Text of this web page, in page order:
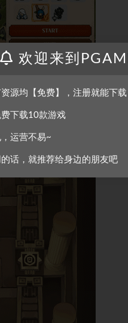
欢迎来到
源均【免费】，注册就能下载
下载10款游戏
运营不易~
话，就推荐给身边的朋友吧